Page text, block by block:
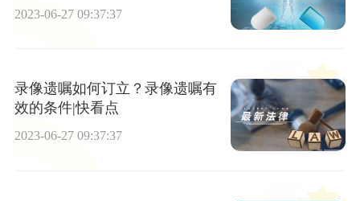
2023-06-27 09:37:37
录像遗嘱如何订立？录像遗嘱有
效的条件|快看点
2023-06-27 09:37:37